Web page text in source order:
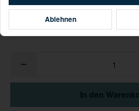
Lieferdatum:12.08.2026 -
abweichend)
Ablehnen